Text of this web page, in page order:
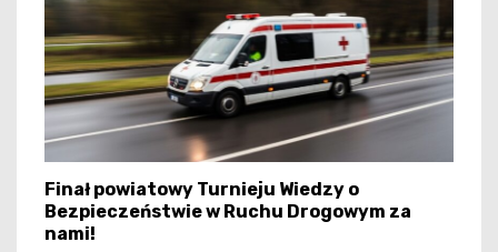
Finał powiatowy Turnieju Wiedzy o
Bezpieczeństwie w Ruchu Drogowym za
nami!